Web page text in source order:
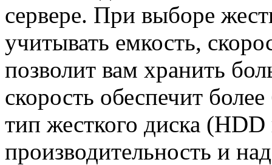
сервере. При выборе
учитывать емкость,
позволит вам хранить
скорость обеспечит
тип жесткого диска
производительность и